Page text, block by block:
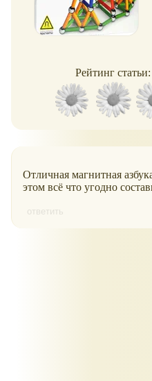
Рейтинг статьи:
Отличная магнитная
этом всё что угодно
ответить